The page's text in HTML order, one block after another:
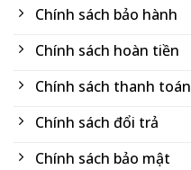
Chính sách bảo hành
Chính sách hoàn tiền
Chính sách thanh toán
Chính sách đổi trả
Chính sách bảo mật